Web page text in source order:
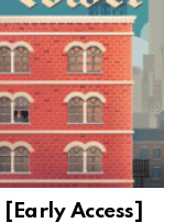
Access]